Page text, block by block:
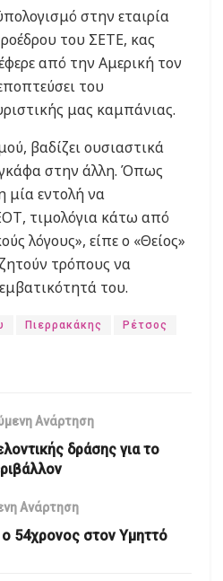
στην εταιρία
του ΣΕΤΕ, κας
από την Αμερική τον
του
μας καμπάνιας.
βαδίζει ουσιαστικά
στην άλλη. Όπως
μία εντολή να
τιμολόγια κάτω από
λόγους», είπε ο «Θείος»
τρόπους να
του.
Πιερρακάκης Ρέτσος
Ανάρτηση
δράσης για το
Ανάρτηση
54χρονος στον Υμηττό